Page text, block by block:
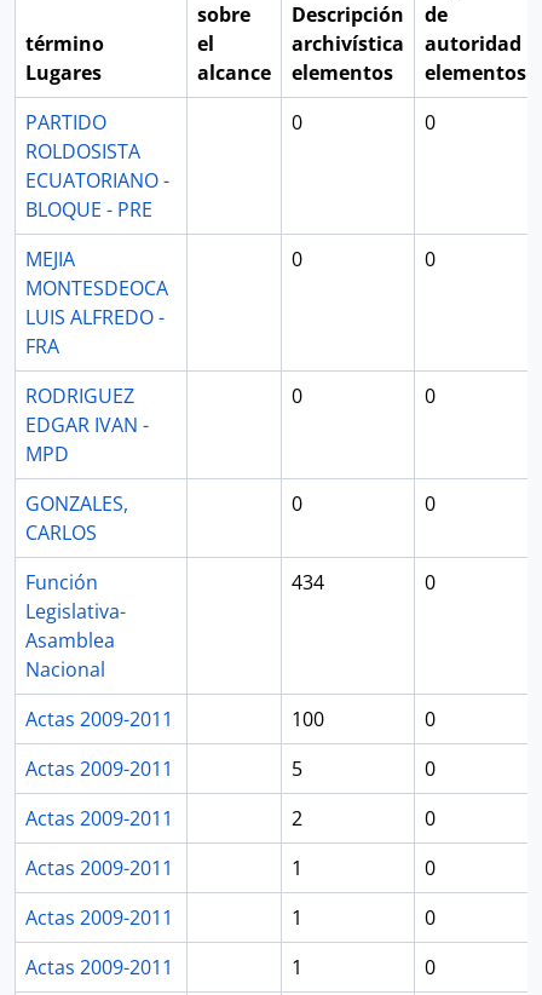
término
Lugares
sobre
el
alcance
Descripción
archivística
elementos
de
autoridad
elementos
PARTIDO
ROLDOSISTA
ECUATORIANO -
BLOQUE - PRE
0 0
MEJIA
MONTESDEOCA
LUIS ALFREDO -
FRA
0 0
RODRIGUEZ
EDGAR IVAN -
MPD
0 0
GONZALES,
CARLOS
0 0
Función
Legislativa-
Asamblea
Nacional
434 0
Actas 2009-2011 100
0
Actas 2009-2011
5
0
Actas 2009-2011
2
0
Actas 2009-2011
1
0
Actas 2009-2011
1
0
Actas 2009-2011
1
0